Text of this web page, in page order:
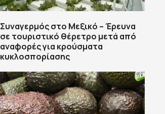
Συναγερμός στο Μεξικό – Έρευνα
σε τουριστικό θέρετρο μετά από
αναφορές για κρούσματα
κυκλοσπορίασης